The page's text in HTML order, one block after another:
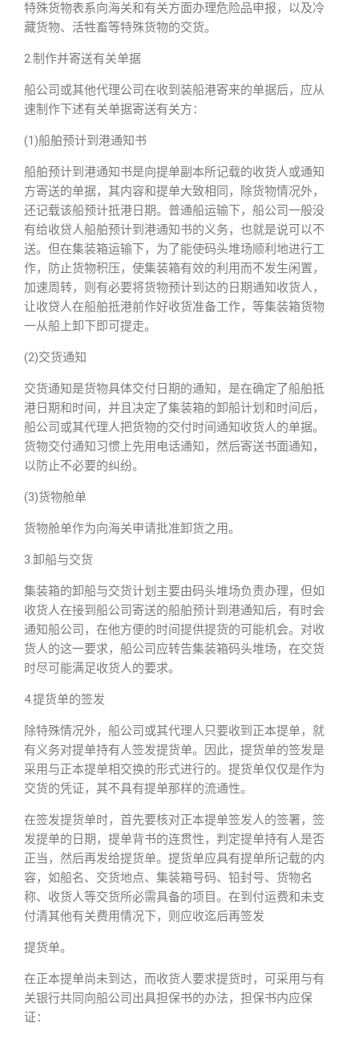
特殊货物表系向海关和有关方面办理危险品申报，以及冷
藏货物、活牲畜等特殊货物的交货。
2.制作并寄送有关单据
船公司或其他代理公司在收到装船港寄来的单据后，应从
速制作下述有关单据寄送有关方：
(1)船舶预计到港通知书
船舶预计到港通知书是向提单副本所记载的收货人或通知
方寄送的单据，其内容和提单大致相同，除货物情况外，
还记载该船预计抵港日期。普通船运输下，船公司一般没
有给收贷人船舶预计到港通知书的义务，也就是说可以不
送。但在集装箱运输下，为了能使码头堆场顺利地进行工
作，防止货物积压，使集装箱有效的利用而不发生闲置，
加速周转，则有必要将货物预计到达的日期通知收货人，
让收贷人在船舶抵港前作好收货准备工作，等集装箱货物
一从船上卸下即可提走。
(2)交货通知
交货通知是货物具体交付日期的通知，是在确定了船舶抵
港日期和时间，并且决定了集装箱的卸船计划和时间后，
船公司或其代理人把货物的交付时间通知收货人的单据。
货物交付通知习惯上先用电话通知，然后寄送书面通知，
以防止不必要的纠纷。
(3)货物舱单
货物舱单作为向海关申请批准卸货之用。
3.卸船与交货
集装箱的卸船与交货计划主要由码头堆场负责办理，但如
收货人在接到船公司寄送的船舶预计到港通知后，有时会
通知船公司，在他方便的时间提供提货的可能机会。对收
货人的这一要求，船公司应转告集装箱码头堆场，在交货
时尽可能满足收货人的要求。
4.提货单的签发
除特殊情况外，船公司或其代理人只要收到正本提单，就
有义务对提单持有人签发提货单。因此，提货单的签发是
采用与正本提单相交换的形式进行的。提货单仅仅是作为
交货的凭证，其不具有提单那样的流通性。
在签发提货单时，首先要核对正本提单签发人的签署，签
发提单的日期，提单背书的连贯性，判定提单持有人是否
正当，然后再发给提货单。提货单应具有提单所记载的内
容，如船名、交货地点、集装箱号码、铅封号、货物名
称、收货人等交货所必需具备的项目。在到付运费和未支
付清其他有关费用情况下，则应收迄后再签发
提货单。
在正本提单尚未到达，而收货人要求提货时，可采用与有
关银行共同向船公司出具担保书的办法，担保书内应保
证：